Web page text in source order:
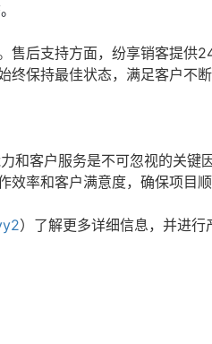
售后支持方面，纷享销客提供
保持最佳状态，满足客户不断
和客户服务是不可忽视的关键
率和客户满意度，确保项目顺
）了解更多详细信息，并进